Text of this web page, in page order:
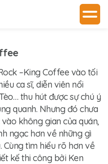
–King Coffee vào tối
ca sĩ, diễn viên nổi
thu hút được sự chú ý
quanh. Nhưng đó chưa
không gian của quán,
ngạc hơn về những gì
Cùng tìm hiểu rõ hơn về
kế thi công bởi Ken